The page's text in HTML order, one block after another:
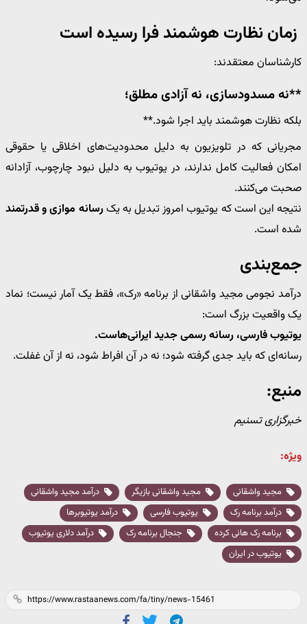
زمان نظارت هوشمند فرا رسیده است
کارشناسان معتقدند:
**نه مسدودسازی، نه آزادی مطلق؛
بلکه نظارت هوشمند باید اجرا شود.**
مجریانی که در تلویزیون به دلیل محدودیت‌های اخلاقی یا حقوقی
امکان فعالیت کامل ندارند، در یوتیوب به دلیل نبود چارچوب، آزادانه
صحبت می‌کنند.
نتیجه این است که یوتیوب امروز تبدیل به یکرسانه موازی و قدرتمند
شده است.
جمع‌بندی
درآمد نجومی مجید واشقانی از برنامه «رک»، فقط یک آمار نیست؛ نماد
یک واقعیت بزرگ است:
یوتیوب فارسی، رسانه رسمی جدید ایرانی‌هاست.
رسانه‌ای که باید جدی گرفته شود؛ نه در آن افراط شود، نه از آن غفلت.
منبع:
خبرگزاری تسنیم
ویژه:
مجید واشقانی مجید واشقانی بازیگر
درآمد مجید واشقانی
درآمد برنامه رک
یوتیوب فارسی
درآمد یوتیوبرها
برنامه رک هانی کرده
جنجال برنامه رک
درآمد دلاری یوتیوب
یوتیوب در ایران